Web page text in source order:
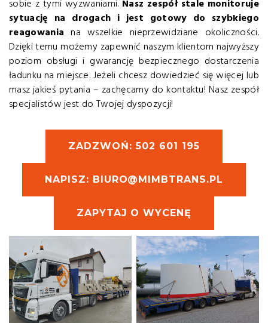
sobie z tymi wyzwaniami. Nasz zespół stale monitoruje
sytuację na drogach i jest gotowy do szybkiego
reagowania na wszelkie nieprzewidziane okoliczności.
Dzięki temu możemy zapewnić naszym klientom najwyższy
poziom obsługi i gwarancję bezpiecznego dostarczenia
ładunku na miejsce. Jeżeli chcesz dowiedzieć się więcej lub
masz jakieś pytania – zachęcamy do kontaktu! Nasz zespół
specjalistów jest do Twojej dyspozycji!
ZADZWOŃ: 502 601 195
NAPISZ: BIURO@MIMBTRANS.PL
ZAPYTAJ O WYCENĘ